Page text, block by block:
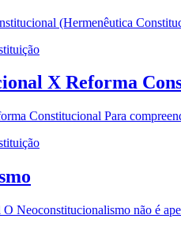
(Hermenêutica
X Reforma
Constitucional Para
Neoconstitucionalismo não é